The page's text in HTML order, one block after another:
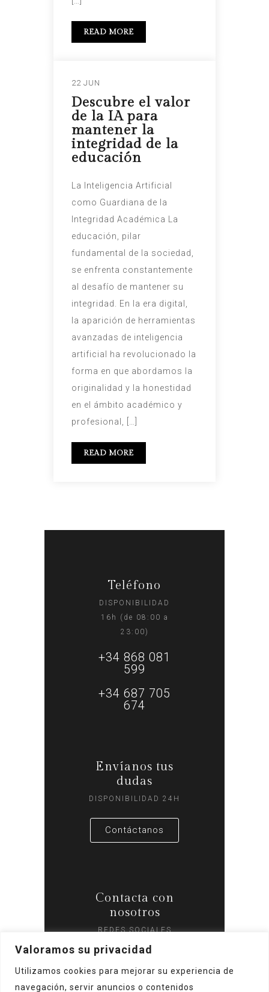
Valoramos su privacidad
Utilizamos cookies para mejorar su experiencia de
navegación, servir anuncios o contenidos
READ MORE
22 JUN
Descubre el valor
de la IA para
mantener la
integridad de la
educación
La Inteligencia Artificial
como Guardiana de la
Integridad Académica La
educación, pilar
fundamental de la sociedad,
se enfrenta constantemente
al desafío de mantener su
integridad. En la era digital,
la aparición de herramientas
avanzadas de inteligencia
artificial ha revolucionado la
forma en que abordamos la
originalidad y la honestidad
en el ámbito académico y
profesional, […]
READ MORE
Teléfono
DISPONIBILIDAD
16h (de 08:00 a
23:00)
+34 868 081
599
+34 687 705
674
Envíanos tus
dudas
DISPONIBILIDAD 24H
Contáctanos
Contacta con
nosotros
REDES SOCIALES